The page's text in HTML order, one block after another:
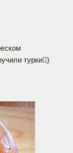
турки)